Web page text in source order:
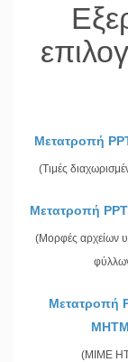
Μετατροπή
(Τιμές
Μετατροπή
(Μορφές αρχείων
Μετατροπή
(MIME